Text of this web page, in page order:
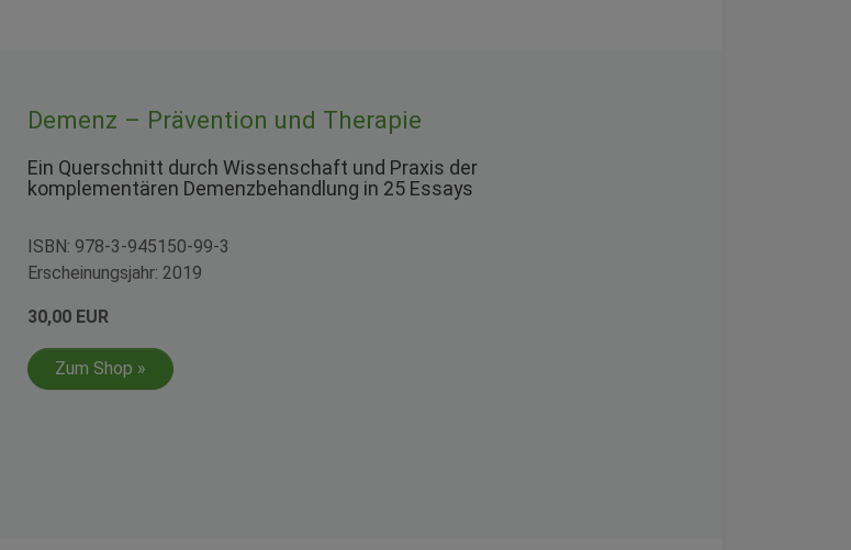
Demenz – Prävention und Therapie
Ein Querschnitt durch Wissenschaft und Praxis der
komplementären Demenzbehandlung in 25 Essays
ISBN: 978-3-945150-99-3
Erscheinungsjahr: 2019
30,00 EUR
Zum Shop »